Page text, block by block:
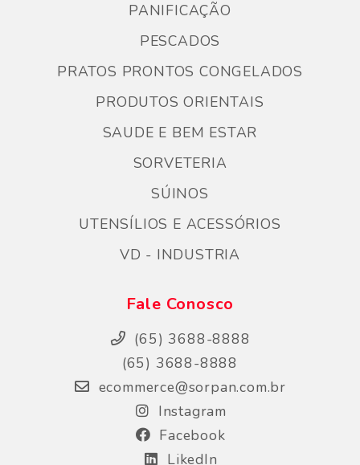
PANIFICAÇÃO
PESCADOS
PRATOS PRONTOS CONGELADOS
PRODUTOS ORIENTAIS
SAUDE E BEM ESTAR
SORVETERIA
SÚINOS
UTENSÍLIOS E ACESSÓRIOS
VD - INDUSTRIA
Fale Conosco
(65) 3688-8888
(65) 3688-8888
ecommerce@sorpan.com.br
Instagram
Facebook
LikedIn